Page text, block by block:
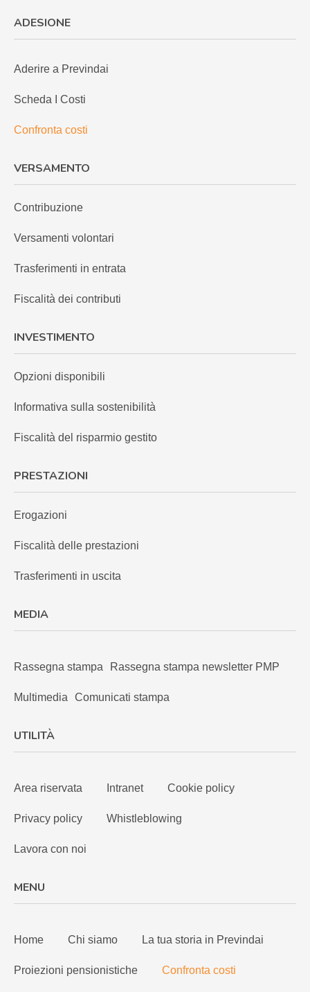
ADESIONE
Aderire a Previndai
Scheda I Costi
Confronta costi
VERSAMENTO
Contribuzione
Versamenti volontari
Trasferimenti in entrata
Fiscalità dei contributi
INVESTIMENTO
Opzioni disponibili
Informativa sulla sostenibilità
Fiscalità del risparmio gestito
PRESTAZIONI
Erogazioni
Fiscalità delle prestazioni
Trasferimenti in uscita
MEDIA
Rassegna stampa Rassegna stampa newsletter PMP
Multimedia Comunicati stampa
UTILITÀ
Area riservata Intranet Cookie policy
Privacy policy Whistleblowing
Lavora con noi
MENU
Home Chi siamo La tua storia in Previndai
Proiezioni pensionistiche Confronta costi